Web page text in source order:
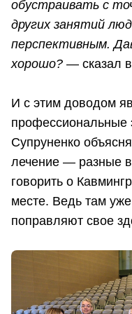
обустраивать с
других занятий
перспективным.
хорошо? — сказал
И с этим доводом
профессиональные
Супруненко
лечение — разные
говорить о
месте. Ведь там
поправляют свое